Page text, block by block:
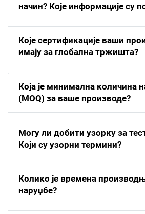
начин? Које информације су
Које сертификације ваши
имају за глобална тржишта?
Која је минимална количина
(MOQ) за ваше производе?
Могу ли добити узорку за
Који су узорни термини?
Колико је времена
наруџбе?